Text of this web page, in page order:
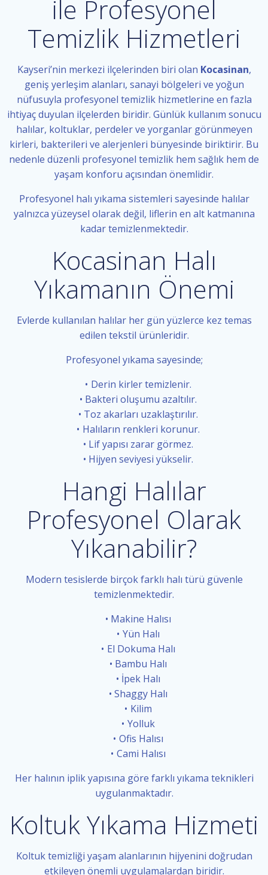
ile Profesyonel
Temizlik Hizmetleri
Kayseri’nin merkezi ilçelerinden biri olan Kocasinan,
geniş yerleşim alanları, sanayi bölgeleri ve yoğun
nüfusuyla profesyonel temizlik hizmetlerine en fazla
ihtiyaç duyulan ilçelerden biridir. Günlük kullanım sonucu
halılar, koltuklar, perdeler ve yorganlar görünmeyen
kirleri, bakterileri ve alerjenleri bünyesinde biriktirir. Bu
nedenle düzenli profesyonel temizlik hem sağlık hem de
yaşam konforu açısından önemlidir.
Profesyonel halı yıkama sistemleri sayesinde halılar
yalnızca yüzeysel olarak değil, liflerin en alt katmanına
kadar temizlenmektedir.
Kocasinan Halı
Yıkamanın Önemi
Evlerde kullanılan halılar her gün yüzlerce kez temas
edilen tekstil ürünleridir.
Profesyonel yıkama sayesinde;
Derin kirler temizlenir.
Bakteri oluşumu azaltılır.
Toz akarları uzaklaştırılır.
Halıların renkleri korunur.
Lif yapısı zarar görmez.
Hijyen seviyesi yükselir.
Hangi Halılar
Profesyonel Olarak
Yıkanabilir?
Modern tesislerde birçok farklı halı türü güvenle
temizlenmektedir.
Makine Halısı
Yün Halı
El Dokuma Halı
Bambu Halı
İpek Halı
Shaggy Halı
Kilim
Yolluk
Ofis Halısı
Cami Halısı
Her halının iplik yapısına göre farklı yıkama teknikleri
uygulanmaktadır.
Koltuk Yıkama Hizmeti
Koltuk temizliği yaşam alanlarının hijyenini doğrudan
etkileyen önemli uygulamalardan biridir.